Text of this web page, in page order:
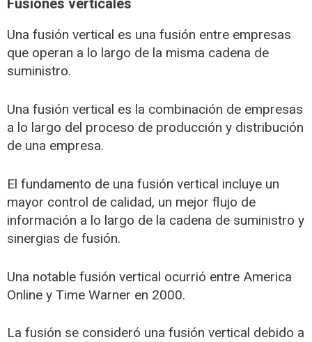
Fusiones verticales
Una fusión vertical es una fusión entre empresas
que operan a lo largo de la misma cadena de
suministro.
Una fusión vertical es la combinación de empresas
a lo largo del proceso de producción y distribución
de una empresa.
El fundamento de una fusión vertical incluye un
mayor control de calidad, un mejor flujo de
información a lo largo de la cadena de suministro y
sinergias de fusión.
Una notable fusión vertical ocurrió entre America
Online y Time Warner en 2000.
La fusión se consideró una fusión vertical debido a